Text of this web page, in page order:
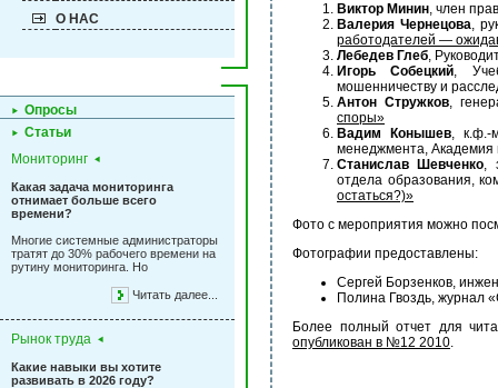
О НАС
Опросы
Статьи
Мониторинг
Какая задача мониторинга
отнимает больше всего
времени?
Многие системные администраторы
тратят до 30% рабочего времени на
рутину мониторинга. Но
Читать далее...
Рынок труда
Какие навыки вы хотите
развивать в 2026 году?
Виктор Минин, член
Валерия Чернецова,
работодателей —
Лебедев Глеб,
Игорь Собецкий,
мошенничеству и
Антон Стружков,
споры»
Вадим Конышев, к.ф.-
менеджмента, Академия
Станислав Шевченко,
отдела образования,
остаться?)»
Фото с мероприятия можно
Фотографии предоставлены:
Сергей Борзенков,
Полина Гвоздь, журнал
Более полный отчет для
опубликован в №12 2010.